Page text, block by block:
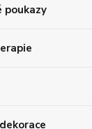
poukazy